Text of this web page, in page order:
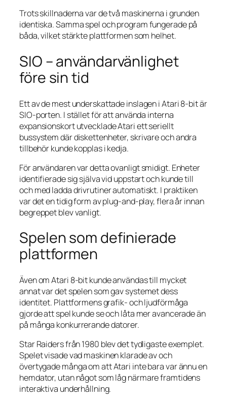
Trots skillnaderna var de två maskinerna i grunden
identiska. Samma spel och program fungerade på
båda, vilket stärkte plattformen som helhet.
SIO – användarvänlighet
före sin tid
Ett av de mest underskattade inslagen i Atari 8-bit är
SIO-porten. I stället för att använda interna
expansionskort utvecklade Atari ett seriellt
bussystem där diskettenheter, skrivare och andra
tillbehör kunde kopplas i kedja.
För användaren var detta ovanligt smidigt. Enheter
identifierade sig själva vid uppstart och kunde till
och med ladda drivrutiner automatiskt. I praktiken
var det en tidig form av plug-and-play, flera år innan
begreppet blev vanligt.
Spelen som definierade
plattformen
Även om Atari 8-bit kunde användas till mycket
annat var det spelen som gav systemet dess
identitet. Plattformens grafik- och ljudförmåga
gjorde att spel kunde se och låta mer avancerade än
på många konkurrerande datorer.
Star Raiders från 1980 blev det tydligaste exemplet.
Spelet visade vad maskinen klarade av och
övertygade många om att Atari inte bara var ännu en
hemdator, utan något som låg närmare framtidens
interaktiva underhållning.